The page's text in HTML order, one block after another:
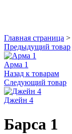
Главная страница >
Предыдущий товар
Арма 1
Назад к товарам
Следующий товар
Джейн 4
Барса 1